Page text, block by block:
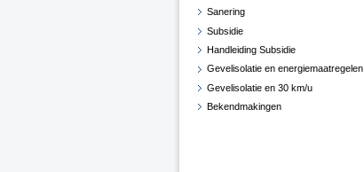
Sanering
Subsidie
Handleiding Subsidie
Gevelisolatie en energiemaatregelen
Gevelisolatie en 30 km/u
Bekendmakingen